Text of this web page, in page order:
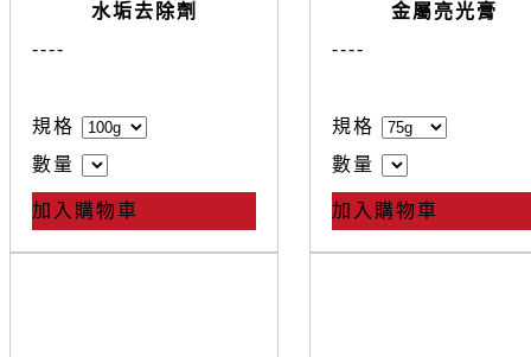
水垢去除劑
----
規格
數量
加入購物車
金屬亮光膏
----
規格
數量
加入購物車